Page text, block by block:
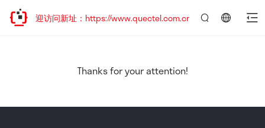
移，欢迎访问新址：https://www.quectel.com.cn
Thanks for your attention!